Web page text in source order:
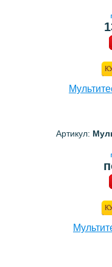
Артикул: